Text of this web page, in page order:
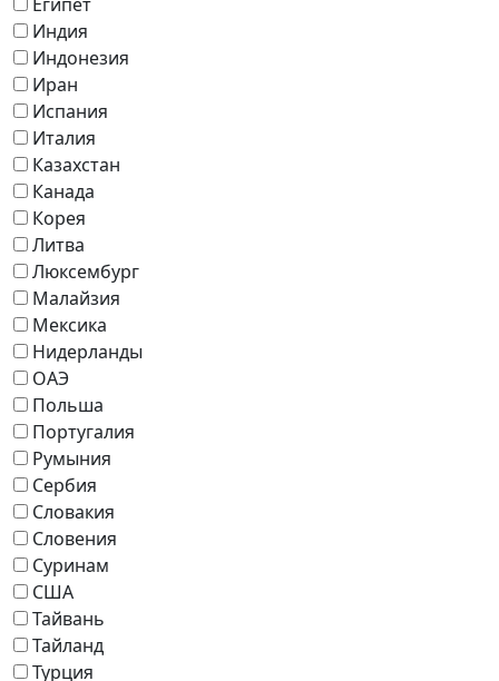
Индия
Индонезия
Иран
Испания
Италия
Казахстан
Канада
Корея
Литва
Люксембург
Малайзия
Мексика
Нидерланды
ОАЭ
Польша
Португалия
Румыния
Сербия
Словакия
Словения
Суринам
США
Тайвань
Тайланд
Турция